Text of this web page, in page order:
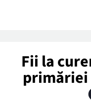
Fii la
primăriei